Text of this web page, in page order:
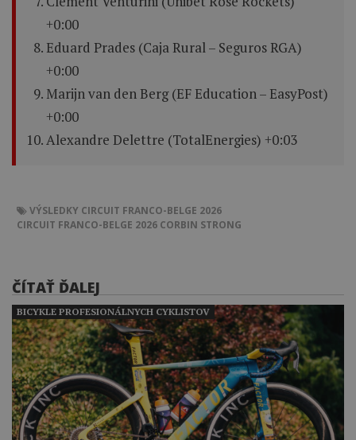
+0:00
Eduard Prades (Caja Rural – Seguros RGA)
+0:00
Marijn van den Berg (EF Education – EasyPost)
+0:00
Alexandre Delettre (TotalEnergies) +0:03
VÝSLEDKY CIRCUIT FRANCO-BELGE 2026
CIRCUIT FRANCO-BELGE 2026 CORBIN STRONG
ČÍTAŤ ĎALEJ
BICYKLE PROFESIONÁLNYCH CYKLISTOV